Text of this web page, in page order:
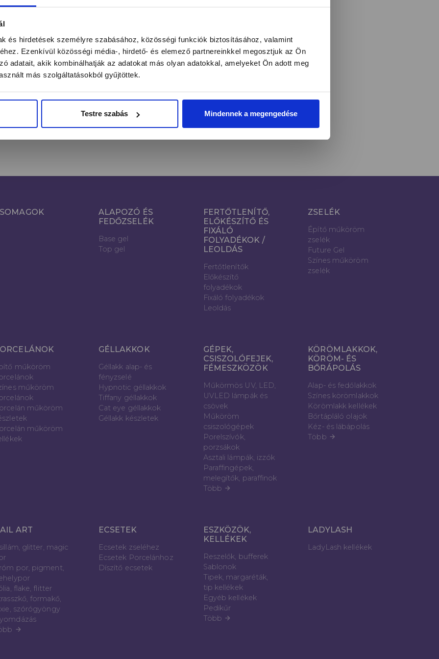
és hirdetések személyre szabásához, közösségi funkciók biztosításához, valamint
Ezenkívül közösségi média-, hirdető- és elemező partnereinkkel megosztjuk az Ön
adatait, akik kombinálhatják az adatokat más olyan adatokkal, amelyeket Ön adott meg
más szolgáltatásokból gyűjtöttek.
Testre szabás Mindennek a megengedése
alatt a legújabb körmös hírekről, kedvezményekről és újdonságokról!
Email cím* FELIRATKOZOM
Kijelentem, hogy a hozzájárulásomat önkéntesen, az Adatkezelési
szerinti megfelelő tájékoztatás birtokában teszem
ALAPOZÓ ÉS
FEDŐZSELÉK
Base gel
Top gel
FERTŐTLENÍTŐ,
ELŐKÉSZÍTŐ ÉS
FIXÁLÓ
FOLYADÉKOK /
LEOLDÁS
Fertőtlenítők
Előkészítő
folyadékok
Fixáló folyadékok
Leoldás
ZSELÉK
Építő műköröm
zselék
Future Gel
Színes műköröm
zselék
műköröm
műköröm
műköröm
műköröm
GÉLLAKKOK
Géllakk alap- és
fényzselé
Hypnotic géllakkok
Tiffany géllakkok
Cat eye géllakkok
Géllakk készletek
GÉPEK,
CSISZOLÓFEJEK,
FÉMESZKÖZÖK
Műkörmös UV, LED,
UVLED lámpák és
csövek
Műköröm
csiszológépek
Porelszívók,
porzsákok
Asztali lámpák, izzók
Paraffingépek,
melegítők, paraffinok
Több arrow_forward
KÖRÖMLAKKOK,
KÖRÖM- ÉS
BŐRÁPOLÁS
Alap- és fedőlakkok
Színes körömlakkok
Körömlakk kellékek
Bőrtápláló olajok
Kéz- és lábápolás
Több arrow_forward
ART
glitter, magic
por, pigment,
flake, flitter
formakő,
szórógyöngy
arrow_forward
ECSETEK
Ecsetek zseléhez
Ecsetek Porcelánhoz
Díszítő ecsetek
ESZKÖZÖK,
KELLÉKEK
Reszelők, bufferek
Sablonok
Tipek, margaréták,
tip kellékek
Egyéb kellékek
Pedikűr
Több arrow_forward
LADYLASH
LadyLash kellékek